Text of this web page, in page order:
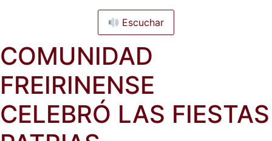
Escuchar
COMUNIDAD
FREIRINENSE
CELEBRÓ LAS FIESTAS